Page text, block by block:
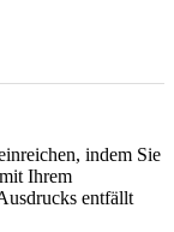
indem Sie
Ihrem
entfällt